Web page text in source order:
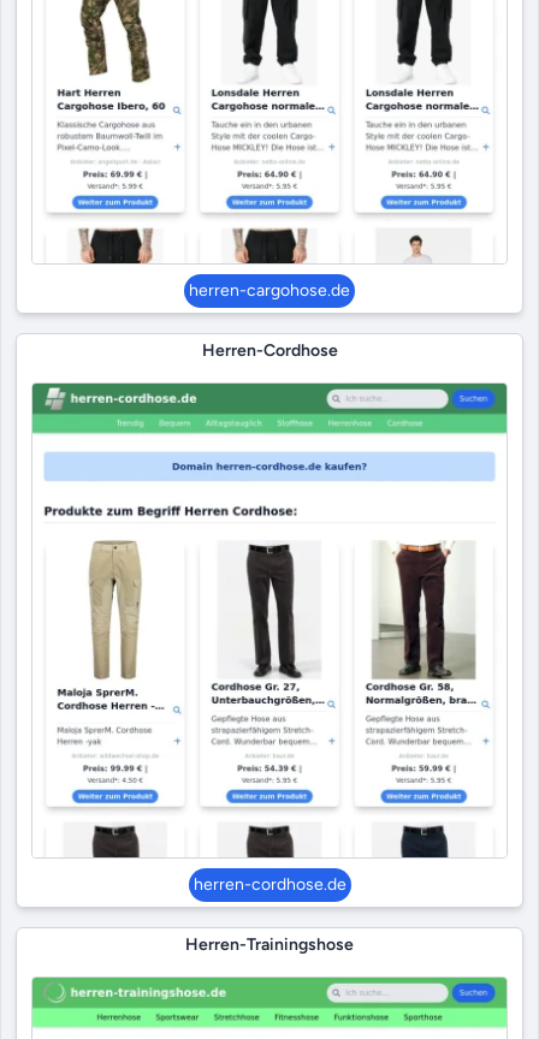
herren-cargohose.de
Herren-Cordhose
herren-cordhose.de
Herren-Trainingshose